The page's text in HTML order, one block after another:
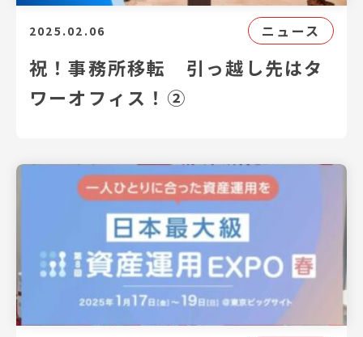
2025.02.06 ニュース
祝！事務所移転 引っ越し先はタ
ワーオフィス！②